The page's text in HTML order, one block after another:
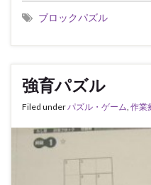
ブロックパズル
強育パズル
Filed underパズル・ゲーム, 作業